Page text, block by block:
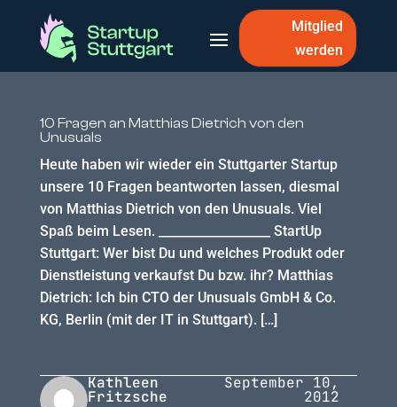
Mitglied
werden
10 Fragen an Matthias Dietrich von den
Unusuals
Heute haben wir wieder ein Stuttgarter Startup
unsere 10 Fragen beantworten lassen, diesmal
von Matthias Dietrich von den Unusuals. Viel
Spaß beim Lesen. __________________ StartUp
Stuttgart: Wer bist Du und welches Produkt oder
Dienstleistung verkaufst Du bzw. ihr? Matthias
Dietrich: Ich bin CTO der Unusuals GmbH & Co.
KG, Berlin (mit der IT in Stuttgart). […]
Kathleen
Fritzsche
September 10,
2012